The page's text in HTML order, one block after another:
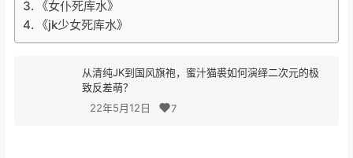
《女仆死库水》
《jk少女死库水》
从清纯JK到国风旗袍，蜜汁猫裘如何演绎二次元的极
致反差萌？
22年5月12日
7